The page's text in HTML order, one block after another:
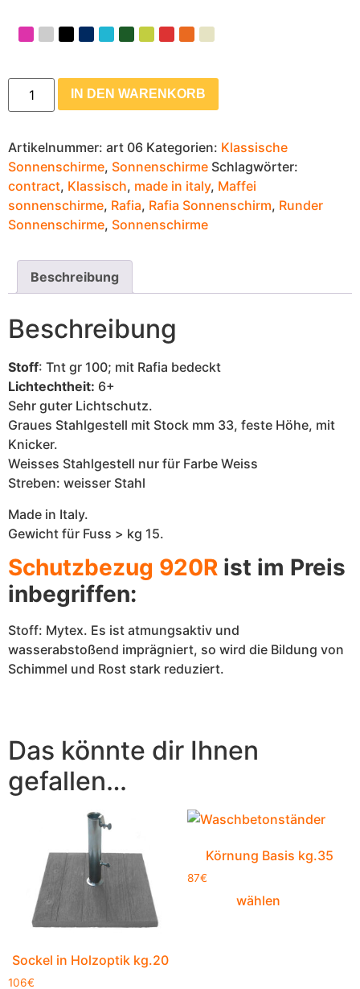
IN DEN WARENKORB
Artikelnummer: art 06 Kategorien: Klassische
Sonnenschirme, Sonnenschirme Schlagwörter:
contract, Klassisch, made in italy, Maffei
sonnenschirme, Rafia, Rafia Sonnenschirm, Runder
Sonnenschirme, Sonnenschirme
Beschreibung
Beschreibung
Stoff: Tnt gr 100; mit Rafia bedeckt
Lichtechtheit: 6+
Sehr guter Lichtschutz.
Graues Stahlgestell mit Stock mm 33, feste Höhe, mit
Knicker.
Weisses Stahlgestell nur für Farbe Weiss
Streben: weisser Stahl
Made in Italy.
Gewicht für Fuss > kg 15.
Schutzbezug 920R ist im Preis
inbegriffen:
Stoff: Mytex. Es ist atmungsaktiv und
wasserabstoßend imprägniert, so wird die Bildung von
Schimmel und Rost stark reduziert.
Das könnte dir Ihnen
gefallen…
Sockel in Holzoptik kg.20
106€
Körnung Basis kg.35
87€
wählen